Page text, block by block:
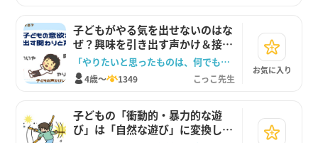
子どもがやる気を出せないのはな
ぜ？興味を引き出す声かけ＆接し
方
「やりたいと思ったものは、何でもチャレンジしていいんだよ」
4歳～ 1349 こっこ先生
お気に入り
子どもの「衝動的・暴力的な遊
び」は「自然な遊び」に変換して